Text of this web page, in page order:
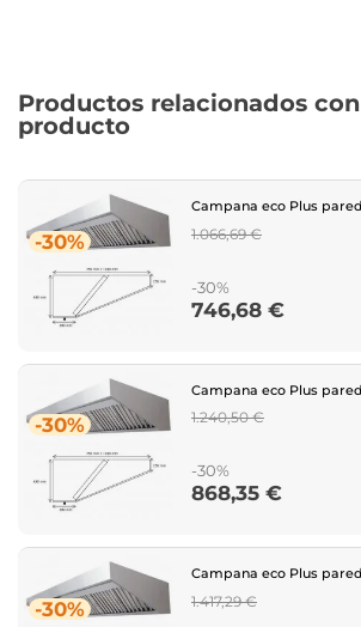
Productos relacionados
producto
-30%
Campana eco Plus
Regular
1.066,69 €
-30%
Price
746,68 €
-30%
Campana eco Plus
Regular
1.240,50 €
-30%
Price
868,35 €
-30%
Campana eco Plus
Regular
1.417,29 €